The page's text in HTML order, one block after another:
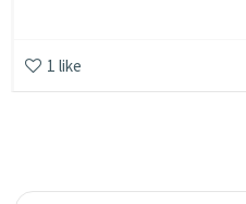
1 like